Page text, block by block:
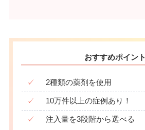
おすすめポイント
✓ 2種類の薬剤を使用
✓ 10万件以上の症例あり！
✓ 注入量を3段階から選べる